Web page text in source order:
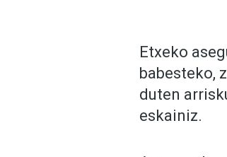
Etxeko
babesteko,
duten
eskainiz.